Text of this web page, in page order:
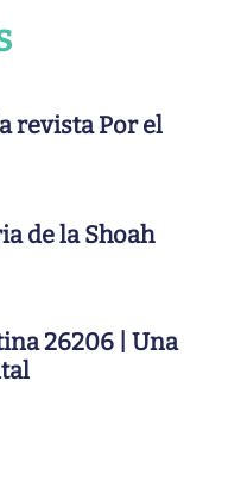
revista Por el
de la Shoah
26206 | Una